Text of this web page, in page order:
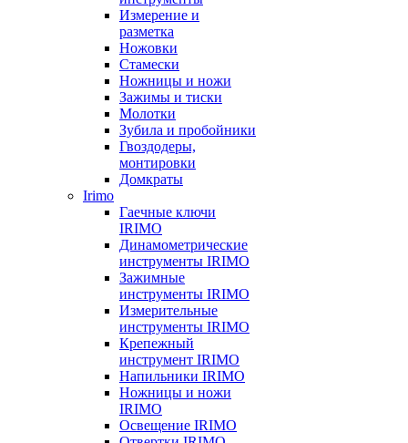
Измерение и
разметка
Ножовки
Стамески
Ножницы и ножи
Зажимы и тиски
Молотки
Зубила и пробойники
Гвоздодеры,
монтировки
Домкраты
Irimo
Гаечные ключи
IRIMO
Динамометрические
инструменты IRIMO
Зажимные
инструменты IRIMO
Измерительные
инструменты IRIMO
Крепежный
инструмент IRIMO
Напильники IRIMO
Ножницы и ножи
IRIMO
Освещение IRIMO